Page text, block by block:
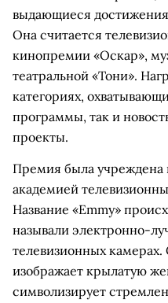
выдающиеся достижения
Она считается
кинопремии «Оскар»,
театральной «Тони».
категориях,
программы, так и
проекты.
Премия была учреждена
академией
Название «Emmy»
называли электронно-
телевизионных камерах.
изображает крылатую
символизирует